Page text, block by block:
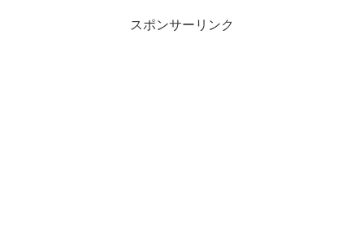
スポンサーリンク